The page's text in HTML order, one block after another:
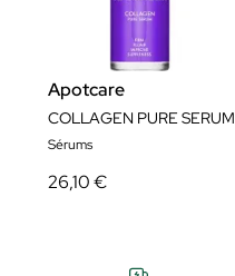
Apotcare
COLLAGEN PURE SERUM
Sérums
26,10 €